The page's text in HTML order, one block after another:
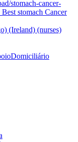
stomach-cancer-
stomach Cancer
(Ireland) (nurses)